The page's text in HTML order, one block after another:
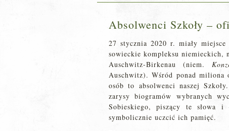
Absolwenci Szkoły –
27 stycznia 2020 r. miały
sowieckie kompleksu niemieckich,
Auschwitz-Birkenau (niem.
Auschwitz). Wśród ponad
osób to absolwenci naszej
zarysy biogramów wybranych
Sobieskiego, piszący te słowa i
symbolicznie uczcić ich pamięć.